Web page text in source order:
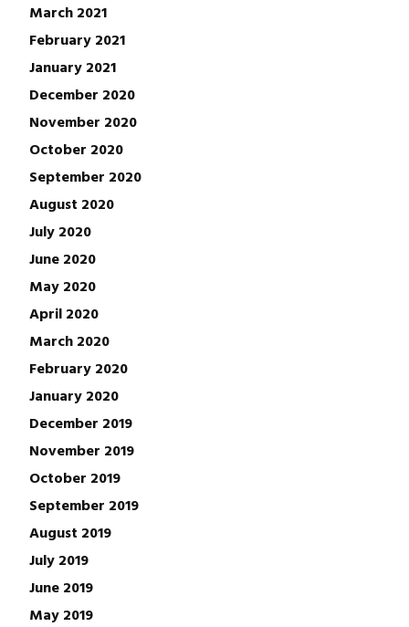
March 2021
February 2021
January 2021
December 2020
November 2020
October 2020
September 2020
August 2020
July 2020
June 2020
May 2020
April 2020
March 2020
February 2020
January 2020
December 2019
November 2019
October 2019
September 2019
August 2019
July 2019
June 2019
May 2019